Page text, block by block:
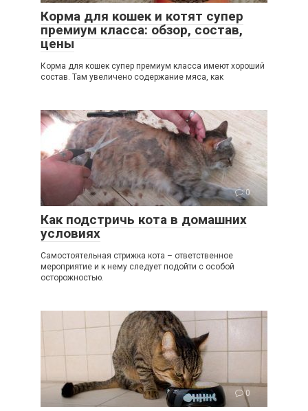
Корма для кошек и котят супер
премиум класса: обзор, состав,
цены
Корма для кошек супер премиум класса имеют хороший
состав. Там увеличено содержание мяса, как
0
Как подстричь кота в домашних
условиях
Самостоятельная стрижка кота – ответственное
мероприятие и к нему следует подойти с особой
осторожностью.
0